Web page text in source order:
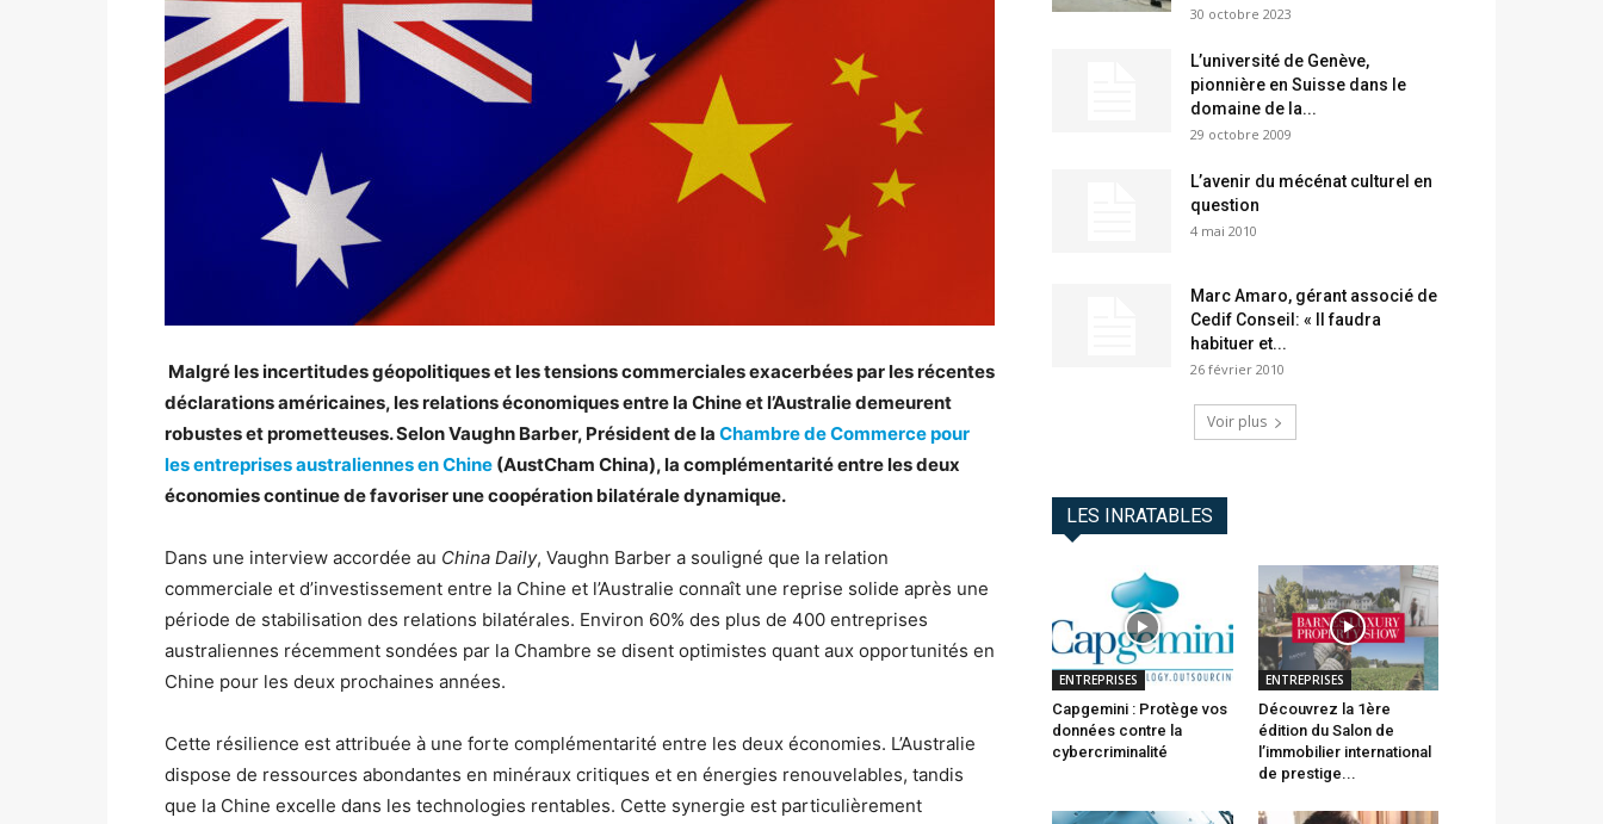
Malgré les incertitudes géopolitiques et les tensions commerciales exacerbées par les récentes
déclarations américaines, les relations économiques entre la Chine et l’Australie demeurent
robustes et prometteuses.Selon Vaughn Barber, Président de la Chambre de Commerce pour
les entreprises australiennes en Chine (AustCham China), la complémentarité entre les deux
économies continue de favoriser une coopération bilatérale dynamique.
Dans une interview accordée au China Daily, Vaughn Barber a souligné que la relation
commerciale et d’investissement entre la Chine et l’Australie connaît une reprise solide après une
période de stabilisation des relations bilatérales. Environ 60% des plus de 400 entreprises
australiennes récemment sondées par la Chambre se disent optimistes quant aux opportunités en
Chine pour les deux prochaines années.
Cette résilience est attribuée à une forte complémentarité entre les deux économies. L’Australie
dispose de ressources abondantes en minéraux critiques et en énergies renouvelables, tandis
que la Chine excelle dans les technologies rentables. Cette synergie est particulièrement
30 octobre 2023
L’université de Genève,
pionnière en Suisse dans le
domaine de la...
29 octobre 2009
L’avenir du mécénat culturel en
question
4 mai 2010
Marc Amaro, gérant associé de
Cedif Conseil: « Il faudra
habituer et...
26 février 2010
Voir plus
LES INRATABLES
ENTREPRISES
Capgemini : Protège vos
données contre la
cybercriminalité
ENTREPRISES
Découvrez la 1ère
édition du Salon de
l’immobilier international
de prestige...